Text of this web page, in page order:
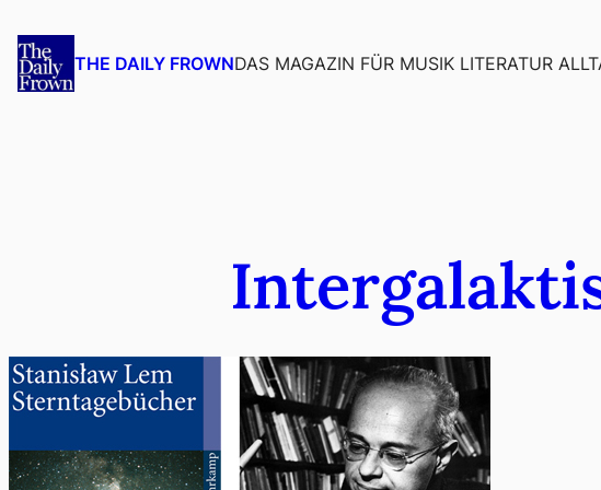
Inhalt
springen
THE DAILY FROWNDAS MAGAZIN FÜR MUSIK LITERATUR